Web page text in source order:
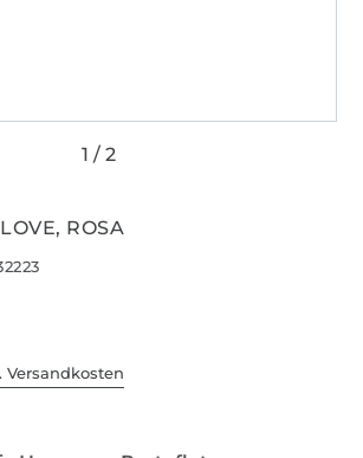
ROSA
Versandkosten